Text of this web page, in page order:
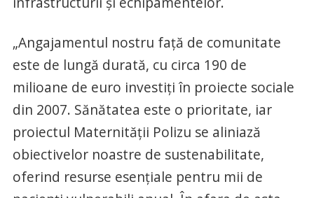
„Angajamentul nostru față de comunitate
este de lungă durată, cu circa 190 de
milioane de euro investiți în proiecte sociale
din 2007. Sănătatea este o prioritate, iar
proiectul Maternității Polizu se aliniază
obiectivelor noastre de sustenabilitate,
oferind resurse esențiale pentru mii de